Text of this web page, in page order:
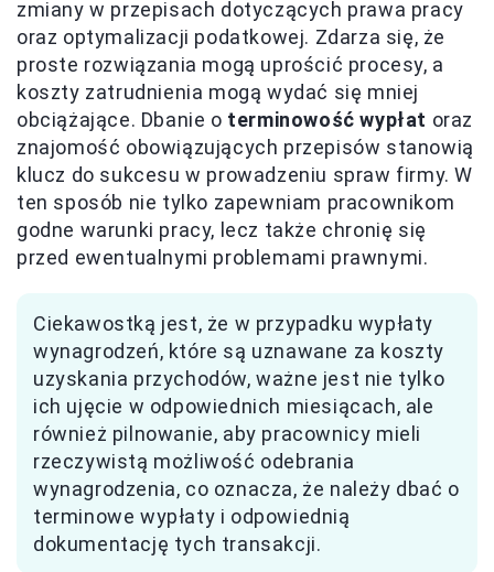
zmiany w przepisach dotyczących prawa pracy
oraz optymalizacji podatkowej. Zdarza się, że
proste rozwiązania mogą uprościć procesy, a
koszty zatrudnienia mogą wydać się mniej
obciążające. Dbanie o terminowość wypłat oraz
znajomość obowiązujących przepisów stanowią
klucz do sukcesu w prowadzeniu spraw firmy. W
ten sposób nie tylko zapewniam pracownikom
godne warunki pracy, lecz także chronię się
przed ewentualnymi problemami prawnymi.
Ciekawostką jest, że w przypadku wypłaty
wynagrodzeń, które są uznawane za koszty
uzyskania przychodów, ważne jest nie tylko
ich ujęcie w odpowiednich miesiącach, ale
również pilnowanie, aby pracownicy mieli
rzeczywistą możliwość odebrania
wynagrodzenia, co oznacza, że należy dbać o
terminowe wypłaty i odpowiednią
dokumentację tych transakcji.